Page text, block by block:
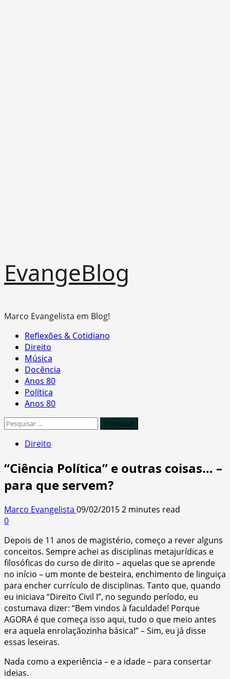
to
content
EvangeBlog
Marco Evangelista em Blog!
Primary
Menu
Reflexões & Cotidiano
Direito
Música
Docência
Anos 80
Política
Anos 80
Pesquisar
Direito
“Ciência Política” e outras coisas… –
para que servem?
Marco Evangelista 09/02/20152 minutes read
0
Depois de 11 anos de magistério, começo a rever alguns
conceitos. Sempre achei as disciplinas metajurídicas e
filosóficas do curso de dirito – aquelas que se aprende
no início – um monte de besteira, enchimento de linguiça
para encher currículo de disciplinas. Tanto que, quando
eu iniciava “Direito Civil I”, no segundo período, eu
costumava dizer: “Bem vindos à faculdade! Porque
AGORA é que começa isso aqui, tudo o que meio antes
era aquela enrolaçãozinha básica!” – Sim, eu já disse
essas leseiras.
Nada como a experiência – e a idade – para consertar
ideias.